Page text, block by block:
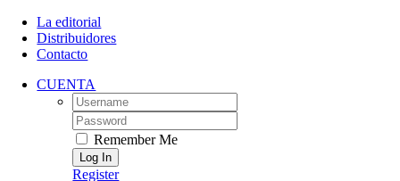
Skip
content
La editorial
Distribuidores
Contacto
CUENTA
Username:
Password:
Remember Me
Register